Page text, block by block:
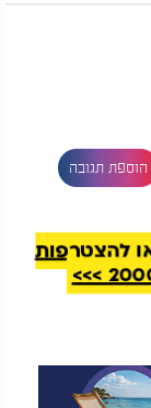
הוספת תגובה
להצטרפות